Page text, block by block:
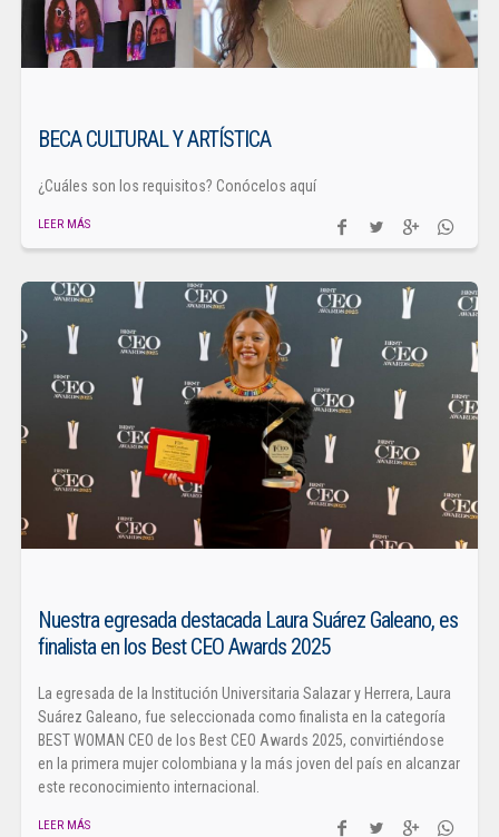
BECA CULTURAL Y ARTÍSTICA
¿Cuáles son los requisitos? Conócelos aquí
LEER MÁS
Nuestra egresada destacada Laura Suárez Galeano, es
finalista en los Best CEO Awards 2025
La egresada de la Institución Universitaria Salazar y Herrera, Laura
Suárez Galeano, fue seleccionada como finalista en la categoría
BEST WOMAN CEO de los Best CEO Awards 2025, convirtiéndose
en la primera mujer colombiana y la más joven del país en alcanzar
este reconocimiento internacional.
LEER MÁS